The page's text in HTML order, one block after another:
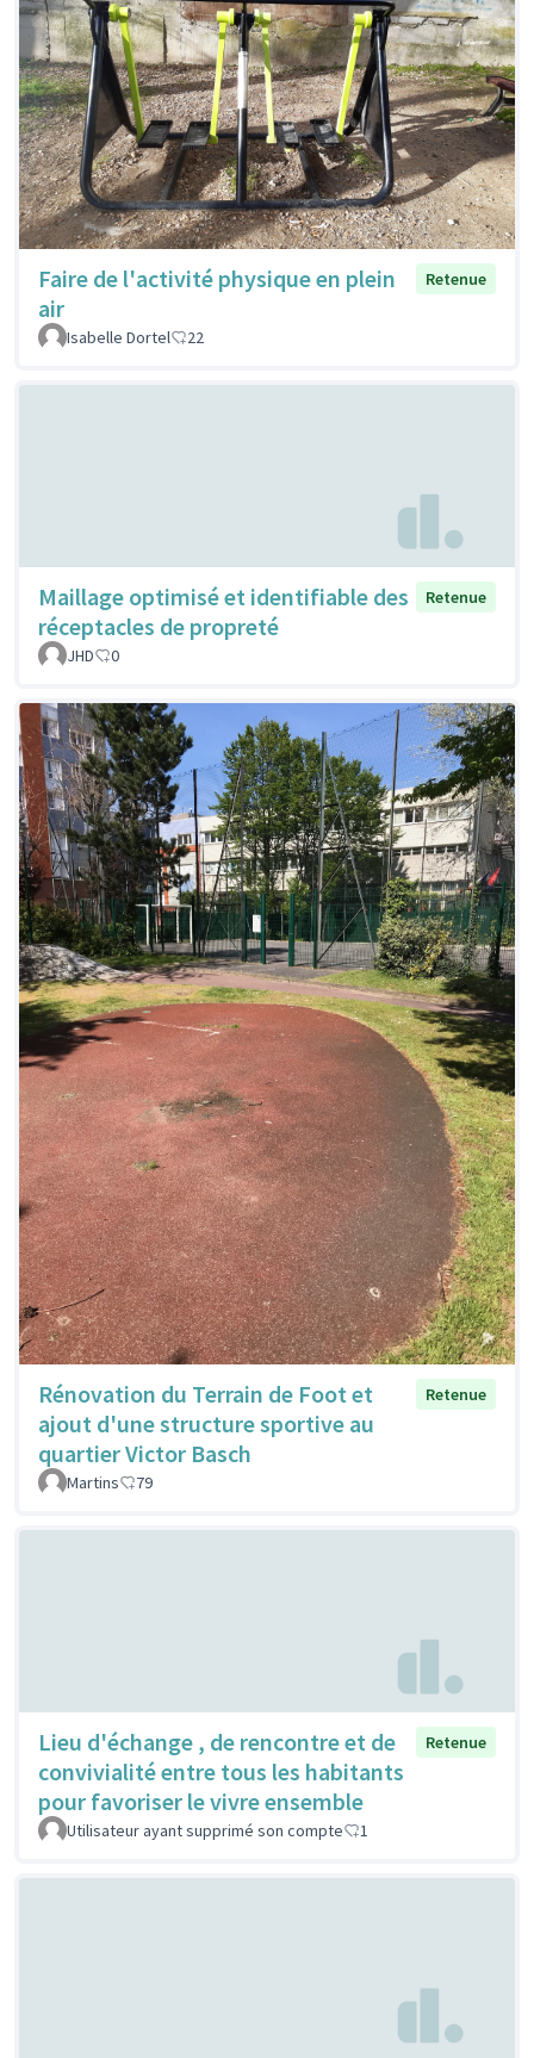
Faire de l'activité physique en plein
air
Retenue
Isabelle Dortel 22
Maillage optimisé et identifiable des
réceptacles de propreté
Retenue
JHD 0
Rénovation du Terrain de Foot et
ajout d'une structure sportive au
quartier Victor Basch
Retenue
Martins 79
Lieu d'échange , de rencontre et de
convivialité entre tous les habitants
pour favoriser le vivre ensemble
Retenue
Utilisateur ayant supprimé son compte 1